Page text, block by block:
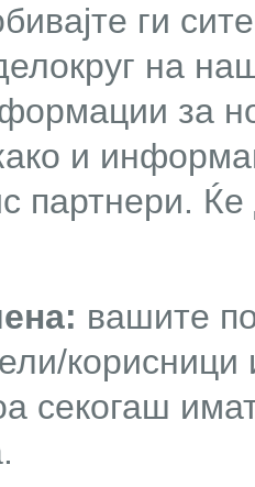
ги
на
за
и
партнери.
вашите
секогаш